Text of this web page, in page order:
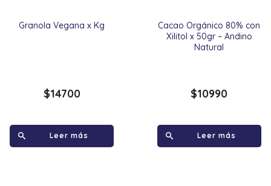
Granola Vegana x Kg
$14700
Leer más
Cacao Orgánico 80% con
Xilitol x 50gr – Andino
Natural
$10990
Leer más